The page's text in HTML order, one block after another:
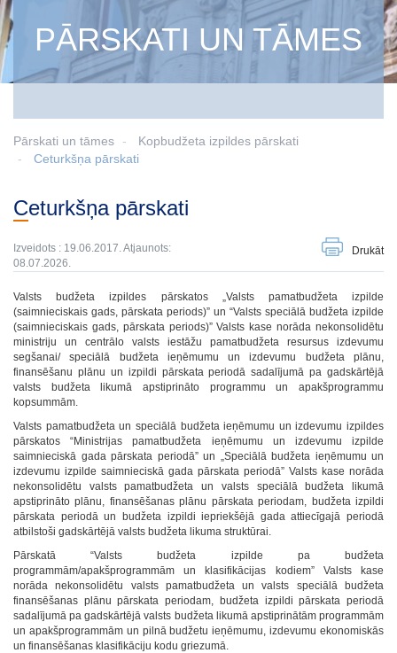
PĀRSKATI UN TĀMES
Pārskati un tāmes
Kopbudžeta izpildes pārskati
Ceturkšņa pārskati
Ceturkšņa pārskati
Izveidots : 19.06.2017. Atjaunots:
08.07.2026.
Drukāt
Valsts budžeta izpildes pārskatos „Valsts pamatbudžeta izpilde
(saimnieciskais gads, pārskata periods)” un “Valsts speciālā budžeta izpilde
(saimnieciskais gads, pārskata periods)” Valsts kase norāda nekonsolidētu
ministriju un centrālo valsts iestāžu pamatbudžeta resursus izdevumu
segšanai/ speciālā budžeta ieņēmumu un izdevumu budžeta plānu,
finansēšanu plānu un izpildi pārskata periodā sadalījumā pa gadskārtējā
valsts budžeta likumā apstiprināto programmu un apakšprogrammu
kopsummām.
Valsts pamatbudžeta un speciālā budžeta ieņēmumu un izdevumu izpildes
pārskatos “Ministrijas pamatbudžeta ieņēmumu un izdevumu izpilde
saimnieciskā gada pārskata periodā” un „Speciālā budžeta ieņēmumu un
izdevumu izpilde saimnieciskā gada pārskata periodā” Valsts kase norāda
nekonsolidētu valsts pamatbudžeta un valsts speciālā budžeta likumā
apstiprināto plānu, finansēšanas plānu pārskata periodam, budžeta izpildi
pārskata periodā un budžeta izpildi iepriekšējā gada attiecīgajā periodā
atbilstoši gadskārtējā valsts budžeta likuma struktūrai.
Pārskatā “Valsts budžeta izpilde pa budžeta
programmām/apakšprogrammām un klasifikācijas kodiem” Valsts kase
norāda nekonsolidētu valsts pamatbudžeta un valsts speciālā budžeta
finansēšanas plānu pārskata periodam, budžeta izpildi pārskata periodā
sadalījumā pa gadskārtējā valsts budžeta likumā apstiprinātām programmām
un apakšprogrammām un pilnā budžetu ieņēmumu, izdevumu ekonomiskās
un finansēšanas klasifikāciju kodu griezumā.